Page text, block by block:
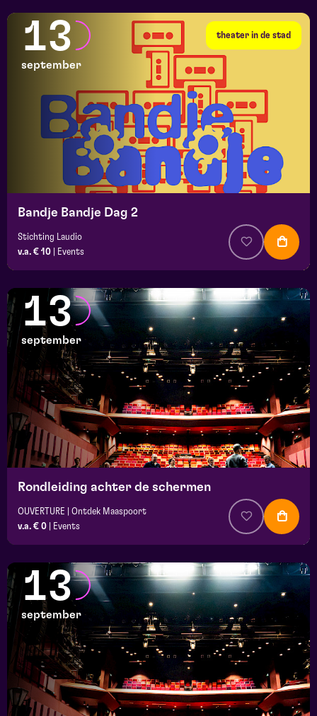
theater in de stad
13
september
Bandje Bandje Dag 2
Stichting Laudio
v.a. € 10
Events
13
september
Rondleiding achter de schermen
OUVERTURE | Ontdek Maaspoort
v.a. € 0
Events
13
september